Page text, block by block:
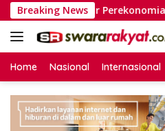
Langsung
ke
konten
Breaking NewsNasional dalam
Home Nasional Internasional